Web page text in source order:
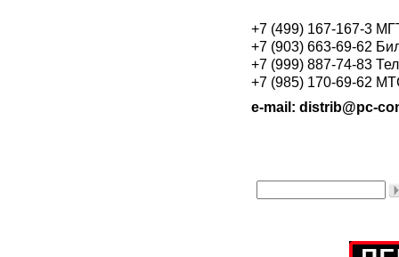
+7 (499) 167-167-3
+7 (903) 663-69-62
+7 (999) 887-74-83
+7 (985) 170-69-62
e-mail: distrib@pc-